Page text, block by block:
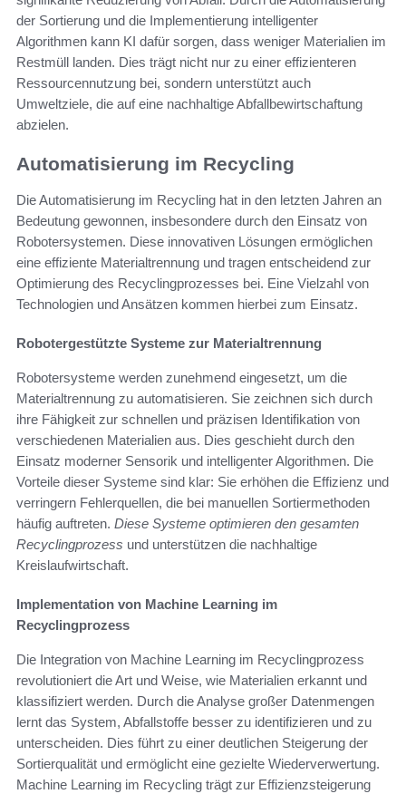
der Sortierung und die Implementierung intelligenter
Algorithmen kann KI dafür sorgen, dass weniger Materialien im
Restmüll landen. Dies trägt nicht nur zu einer effizienteren
Ressourcennutzung bei, sondern unterstützt auch
Umweltziele, die auf eine nachhaltige Abfallbewirtschaftung
abzielen.
Automatisierung im Recycling
Die Automatisierung im Recycling hat in den letzten Jahren an
Bedeutung gewonnen, insbesondere durch den Einsatz von
Robotersystemen. Diese innovativen Lösungen ermöglichen
eine effiziente Materialtrennung und tragen entscheidend zur
Optimierung des Recyclingprozesses bei. Eine Vielzahl von
Technologien und Ansätzen kommen hierbei zum Einsatz.
Robotergestützte Systeme zur Materialtrennung
Robotersysteme werden zunehmend eingesetzt, um die
Materialtrennung zu automatisieren. Sie zeichnen sich durch
ihre Fähigkeit zur schnellen und präzisen Identifikation von
verschiedenen Materialien aus. Dies geschieht durch den
Einsatz moderner Sensorik und intelligenter Algorithmen. Die
Vorteile dieser Systeme sind klar: Sie erhöhen die Effizienz und
verringern Fehlerquellen, die bei manuellen Sortiermethoden
häufig auftreten. Diese Systeme optimieren den gesamten
Recyclingprozess und unterstützen die nachhaltige
Kreislaufwirtschaft.
Implementation von Machine Learning im
Recyclingprozess
Die Integration von Machine Learning im Recyclingprozess
revolutioniert die Art und Weise, wie Materialien erkannt und
klassifiziert werden. Durch die Analyse großer Datenmengen
lernt das System, Abfallstoffe besser zu identifizieren und zu
unterscheiden. Dies führt zu einer deutlichen Steigerung der
Sortierqualität und ermöglicht eine gezielte Wiederverwertung.
Machine Learning im Recycling trägt zur Effizienzsteigerung